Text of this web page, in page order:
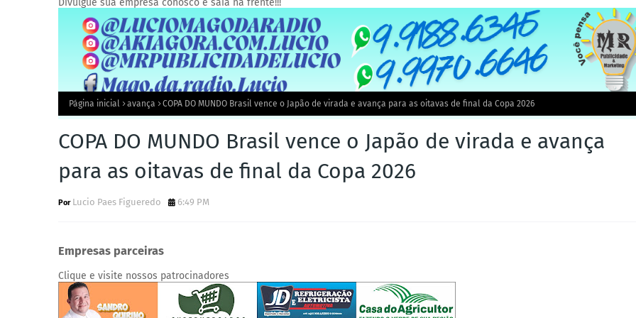
Divulgue sua empresa conosco e saia na frente!!!
Página inicial avança COPA DO MUNDO Brasil vence o Japão de virada e avança para as oitavas de final da Copa 2026
COPA DO MUNDO Brasil vence o Japão de virada e avança
para as oitavas de final da Copa 2026
Lucio Paes Figueredo 6:49 PM
Empresas parceiras
Clique e visite nossos patrocinadores